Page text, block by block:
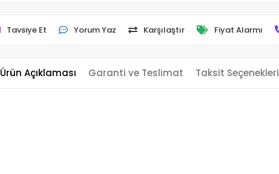
Tavsiye Et Yorum Yaz Karşılaştır Fiyat Alarmı
Ürün Açıklaması Garanti ve Teslimat Taksit Seçenekleri